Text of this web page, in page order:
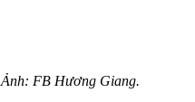
FB Hương Giang.